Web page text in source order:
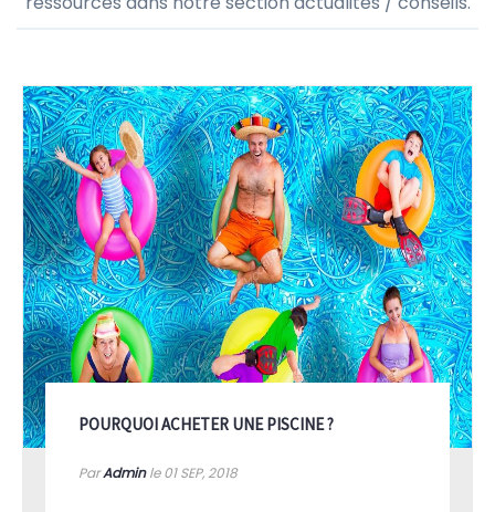
POURQUOI ACHETER UNE PISCINE ?
ParAdminle 01SEP, 2018